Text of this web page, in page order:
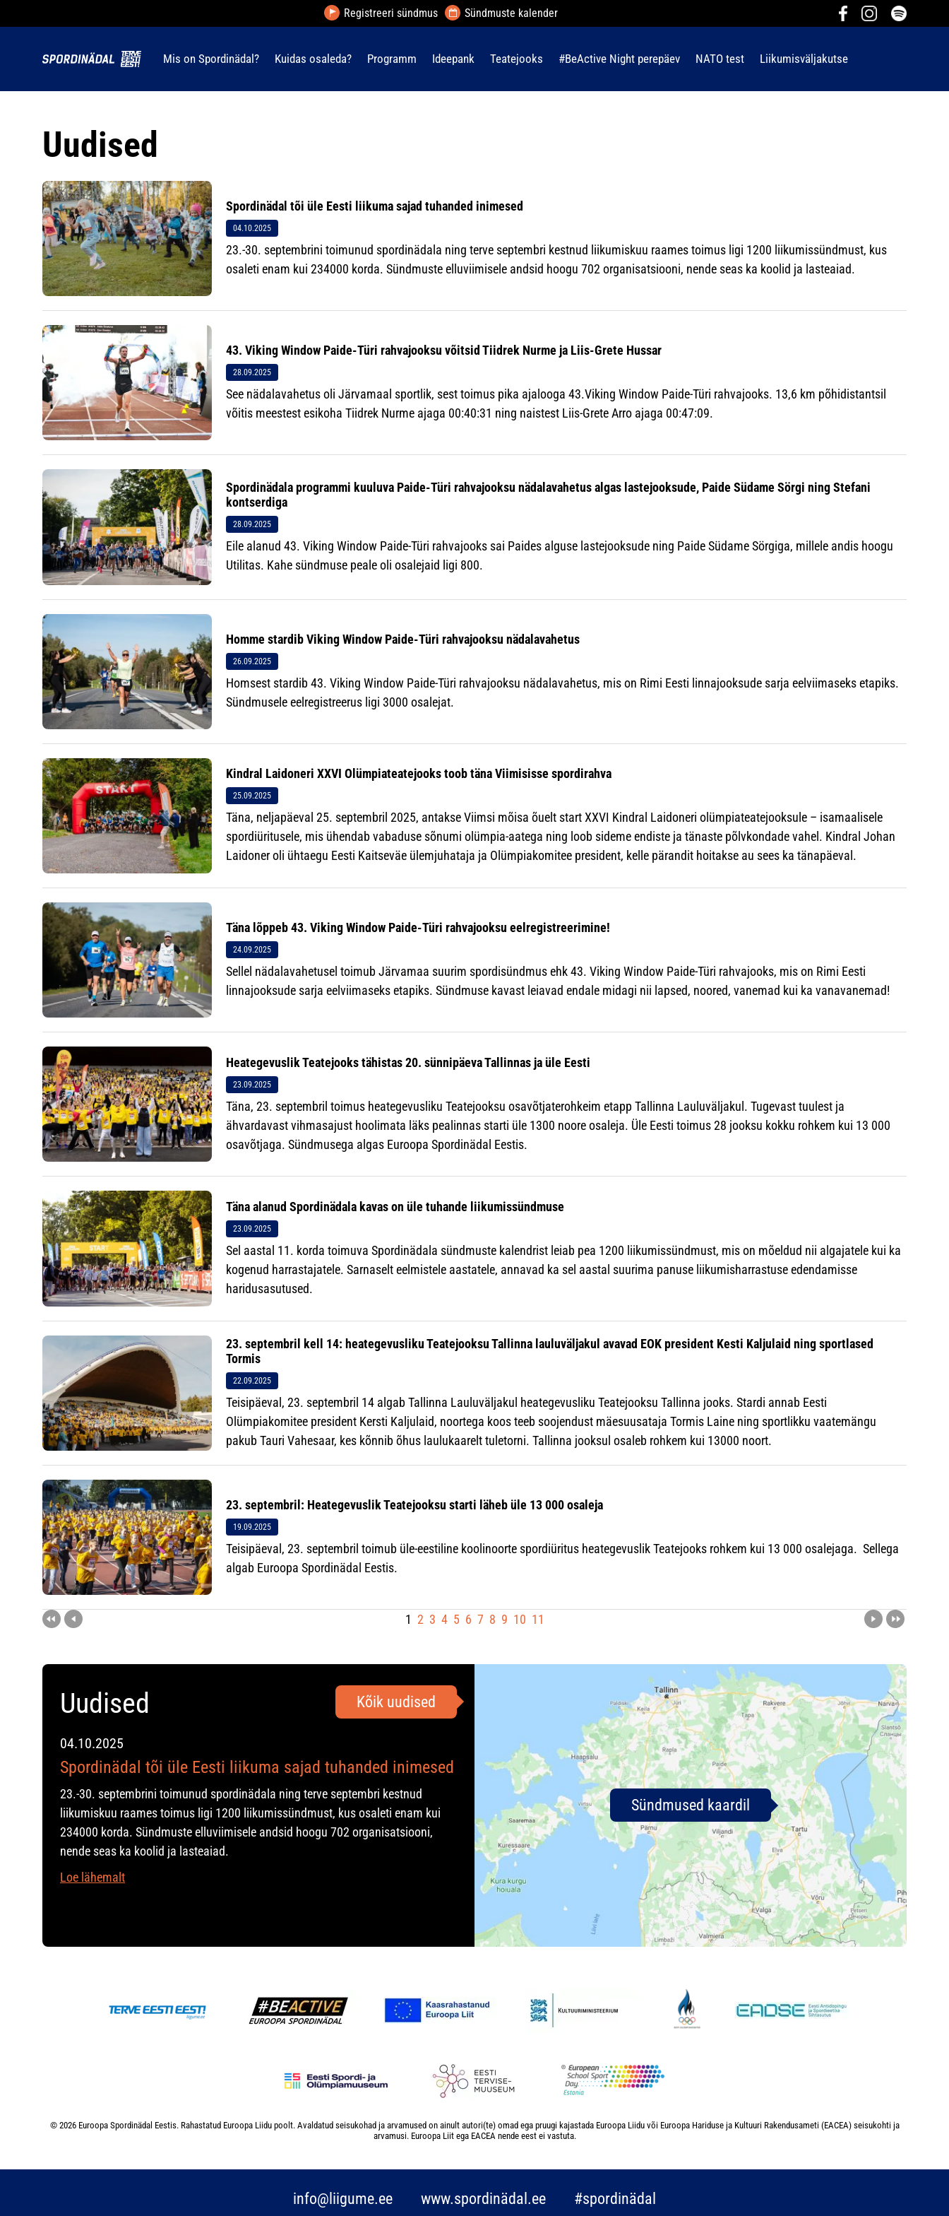
Registreeri sündmus Sündmuste kalender
Mis on Spordinädal? Kuidas osaleda? Programm Ideepank Teatejooks #BeActive Night perepäev NATO test Liikumisväljakutse
Uudised
Spordinädal tõi üle Eesti liikuma sajad tuhanded inimesed
04.10.2025
23.-30. septembrini toimunud spordinädala ning terve septembri kestnud liikumiskuu raames toimus ligi 1200 liikumissündmust, kus
osaleti enam kui 234000 korda. Sündmuste elluviimisele andsid hoogu 702 organisatsiooni, nende seas ka koolid ja lasteaiad.
43. Viking Window Paide-Türi rahvajooksu võitsid Tiidrek Nurme ja Liis-Grete Hussar
28.09.2025
See nädalavahetus oli Järvamaal sportlik, sest toimus pika ajalooga 43.Viking Window Paide-Türi rahvajooks. 13,6 km põhidistantsil
võitis meestest esikoha Tiidrek Nurme ajaga 00:40:31 ning naistest Liis-Grete Arro ajaga 00:47:09.
Spordinädala programmi kuuluva Paide-Türi rahvajooksu nädalavahetus algas lastejooksude, Paide Südame Sörgi ning Stefani
kontserdiga
28.09.2025
Eile alanud 43. Viking Window Paide-Türi rahvajooks sai Paides alguse lastejooksude ning Paide Südame Sörgiga, millele andis hoogu
Utilitas. Kahe sündmuse peale oli osalejaid ligi 800.
Homme stardib Viking Window Paide-Türi rahvajooksu nädalavahetus
26.09.2025
Homsest stardib 43. Viking Window Paide-Türi rahvajooksu nädalavahetus, mis on Rimi Eesti linnajooksude sarja eelviimaseks etapiks.
Sündmusele eelregistreerus ligi 3000 osalejat.
Kindral Laidoneri XXVI Olümpiateatejooks toob täna Viimisisse spordirahva
25.09.2025
Täna, neljapäeval 25. septembril 2025, antakse Viimsi mõisa õuelt start XXVI Kindral Laidoneri olümpiateatejooksule – isamaalisele
spordiüritusele, mis ühendab vabaduse sõnumi olümpia-aatega ning loob sideme endiste ja tänaste põlvkondade vahel. Kindral Johan
Laidoner oli ühtaegu Eesti Kaitseväe ülemjuhataja ja Olümpiakomitee president, kelle pärandit hoitakse au sees ka tänapäeval.
Täna lõppeb 43. Viking Window Paide-Türi rahvajooksu eelregistreerimine!
24.09.2025
Sellel nädalavahetusel toimub Järvamaa suurim spordisündmus ehk 43. Viking Window Paide-Türi rahvajooks, mis on Rimi Eesti
linnajooksude sarja eelviimaseks etapiks. Sündmuse kavast leiavad endale midagi nii lapsed, noored, vanemad kui ka vanavanemad!
Heategevuslik Teatejooks tähistas 20. sünnipäeva Tallinnas ja üle Eesti
23.09.2025
Täna, 23. septembril toimus heategevusliku Teatejooksu osavõtjaterohkeim etapp Tallinna Lauluväljakul. Tugevast tuulest ja
ähvardavast vihmasajust hoolimata läks pealinnas starti üle 1300 noore osaleja. Üle Eesti toimus 28 jooksu kokku rohkem kui 13 000
osavõtjaga. Sündmusega algas Euroopa Spordinädal Eestis.
Täna alanud Spordinädala kavas on üle tuhande liikumissündmuse
23.09.2025
Sel aastal 11. korda toimuva Spordinädala sündmuste kalendrist leiab pea 1200 liikumissündmust, mis on mõeldud nii algajatele kui ka
kogenud harrastajatele. Sarnaselt eelmistele aastatele, annavad ka sel aastal suurima panuse liikumisharrastuse edendamisse
haridusasutused.
23. septembril kell 14: heategevusliku Teatejooksu Tallinna lauluväljakul avavad EOK president Kesti Kaljulaid ning sportlased
Tormis
22.09.2025
Teisipäeval, 23. septembril 14 algab Tallinna Lauluväljakul heategevusliku Teatejooksu Tallinna jooks. Stardi annab Eesti
Olümpiakomitee president Kersti Kaljulaid, noortega koos teeb soojendust mäesuusataja Tormis Laine ning sportlikku vaatemängu
pakub Tauri Vahesaar, kes kõnnib õhus laulukaarelt tuletorni. Tallinna jooksul osaleb rohkem kui 13000 noort.
23. septembril: Heategevuslik Teatejooksu starti läheb üle 13 000 osaleja
19.09.2025
Teisipäeval, 23. septembril toimub üle-eestiline koolinoorte spordiüritus heategevuslik Teatejooks rohkem kui 13 000 osalejaga. Sellega
algab Euroopa Spordinädal Eestis.
1 2 3 4 5 6 7 8 9 10 11
Uudised Kõik uudised
04.10.2025
Spordinädal tõi üle Eesti liikuma sajad tuhanded inimesed
23.-30. septembrini toimunud spordinädala ning terve septembri kestnud
liikumiskuu raames toimus ligi 1200 liikumissündmust, kus osaleti enam kui
234000 korda. Sündmuste elluviimisele andsid hoogu 702 organisatsiooni,
nende seas ka koolid ja lasteaiad.
Loe lähemalt
Sündmused kaardil
© 2026 Euroopa Spordinädal Eestis. Rahastatud Euroopa Liidu poolt. Avaldatud seisukohad ja arvamused on ainult autori(te) omad ega pruugi kajastada Euroopa Liidu või Euroopa Hariduse ja Kultuuri Rakendusameti (EACEA) seisukohti ja
arvamusi. Euroopa Liit ega EACEA nende eest ei vastuta.
info@liigume.ee www.spordinädal.ee #spordinädal